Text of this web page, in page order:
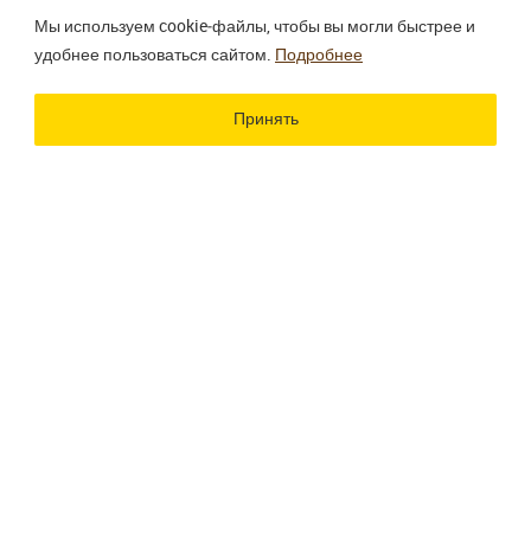
Мы используем cookie‑файлы, чтобы вы могли быстрее и
удобнее пользоваться сайтом. Подробнее
Принять
Использование материалов сайта разрешено только
при наличии активной ссылки.